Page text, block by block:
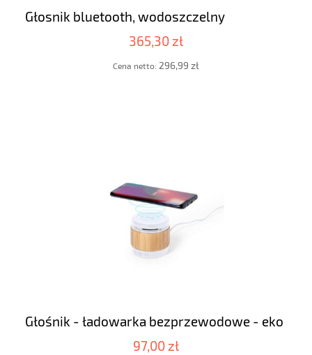
Głosnik bluetooth, wodoszczelny
365,30 zł
Cena netto: 296,99 zł
Głośnik - ładowarka bezprzewodowe - eko
97,00 zł